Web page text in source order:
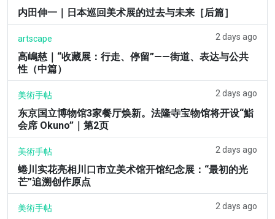
内田伸一｜日本巡回美术展的过去与未来［后篇］
artscape 2 days ago
高嶋慈｜“收藏展：行走、停留”——街道、表达与公共
性（中篇）
美術手帖 2 days ago
东京国立博物馆3家餐厅焕新。法隆寺宝物馆将开设“鮨
会席 Okuno”｜第2页
美術手帖 2 days ago
蜷川实花亮相川口市立美术馆开馆纪念展：“最初的光
芒”追溯创作原点
美術手帖 2 days ago